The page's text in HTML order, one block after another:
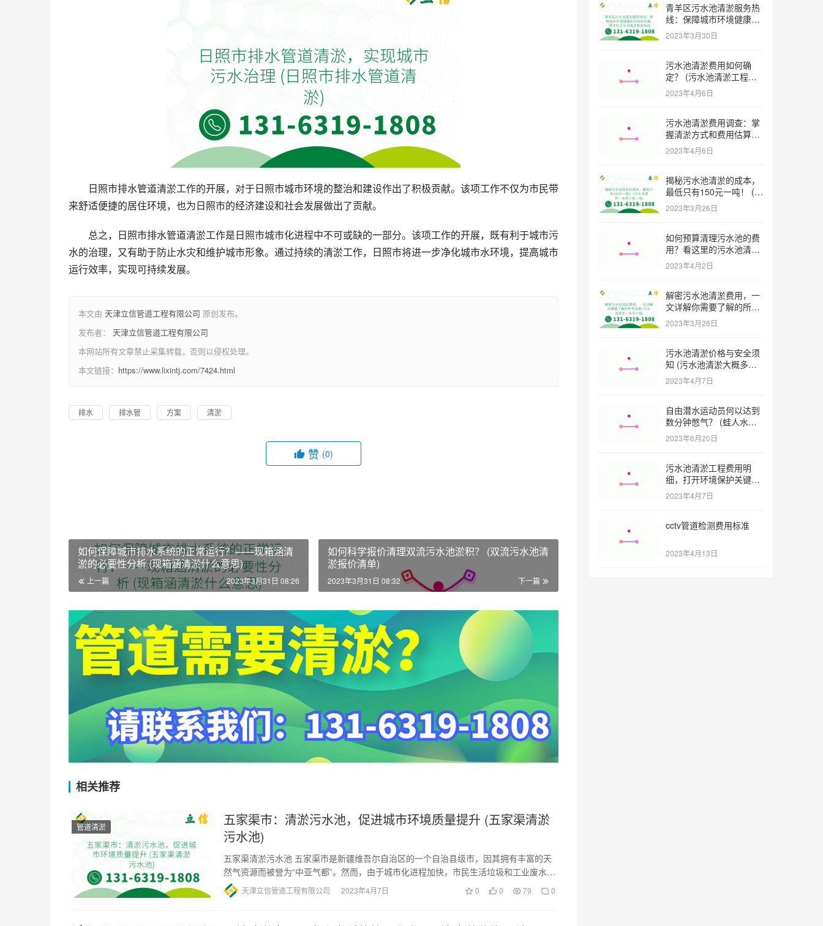
日照市排水管道清淤工作的开展，对于日照市城市环境的整治和建设作出了积极贡献。该项工作不仅为市民带
来舒适便捷的居住环境，也为日照市的经济建设和社会发展做出了贡献。
总之，日照市排水管道清淤工作是日照市城市化进程中不可或缺的一部分。该项工作的开展，既有利于城市污
水的治理，又有助于防止水灾和维护城市形象。通过持续的清淤工作，日照市将进一步净化城市水环境，提高城市
运行效率，实现可持续发展。
本文由 天津立信管道工程有限公司 原创发布。
发布者： 天津立信管道工程有限公司
本网站所有文章禁止采集转载，否则以侵权处理。
本文链接： https://www.lixintj.com/7424.html
排水 排水管 方案 清淤
赞 (0)
如何保障城市排水系统的正常运行？——现箱涵清
淤的必要性分析 (现箱涵清淤什么意思)
上一篇 2023年3月31日 08:26
如何科学报价清理双流污水池淤积？ (双流污水池清
淤报价清单)
下一篇
2023年3月31日 08:32
相关推荐
管道清淤
五家渠市：清淤污水池，促进城市环境质量提升 (五家渠清淤
污水池)
五家渠清淤污水池 五家渠市是新疆维吾尔自治区的一个自治县级市，因其拥有丰富的天
然气资源而被誉为“中亚气都”。然而，由于城市化进程加快，市民生活垃圾和工业废水的
排放量不断增加，导致五…
天津立信管道工程有限公司 2023年4月7日 0 0 79 0
青羊区污水池清淤服务热
线：保障城市环境健康和
可持续发展。 (青羊区污
水池清淤服务热线)
2023年3月30日
污水池清淤费用如何确
定？ (污水池清淤工程价
格多少)
2023年4月6日
污水池清淤费用调查：掌
握清淤方式和费用估算技
巧 (污水池清淤多少钱一
方米)
2023年4月6日
揭秘污水池清淤的成本，
最低只有150元一吨！ (污
水池清淤一米多少钱一吨)
2023年3月26日
如何预算清理污水池的费
用？看这里的污水池清淤
工程报价表范本！ (污水
池清淤工程报价表范本)
2023年4月2日
解密污水池清淤费用，一
文详解你需要了解的所有
因素 (污水池清淤一米多
少钱)
2023年3月26日
污水池清淤价格与安全须
知 (污水池清淤大概多少
一方)
2023年4月7日
自由潜水运动员何以达到
数分钟憋气？ (蛙人水下
憋气最长多久)
2023年6月20日
污水池清淤工程费用明
细，打开环境保护关键之
门 (污水池清淤工程报价
明细)
2023年4月7日
cctv管道检测费用标准
2023年4月13日